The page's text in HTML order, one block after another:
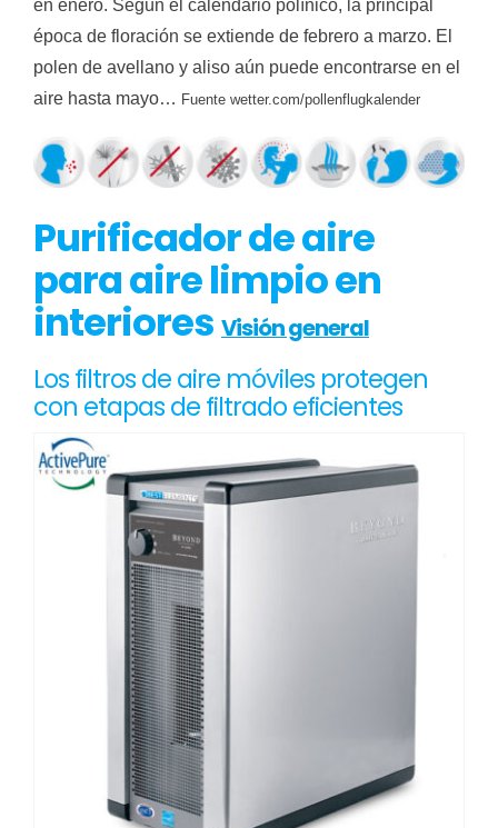
en enero. Según el calendario polínico, la principal
época de floración se extiende de febrero a marzo. El
polen de avellano y aliso aún puede encontrarse en el
aire hasta mayo… Fuente wetter.com/pollenflugkalender
Purificador de aire
para aire limpio en
interiores Visión general
Los filtros de aire móviles protegen
con etapas de filtrado eficientes